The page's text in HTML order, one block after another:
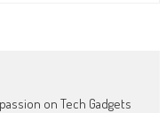
on Tech Gadgets